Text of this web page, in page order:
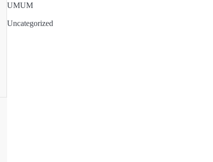
UMUM
Uncategorized